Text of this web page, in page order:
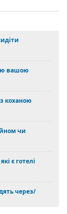
вашою
коханою
чи
є готелі
через/